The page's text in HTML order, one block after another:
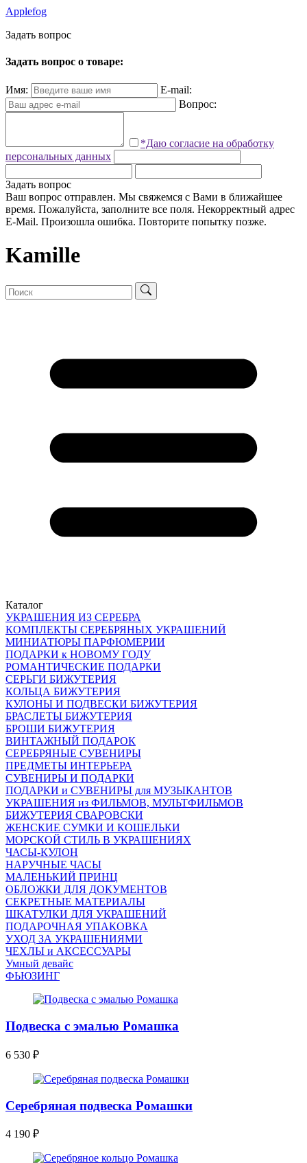
Applefog
Задать вопрос
Задать вопрос о товаре:
Имя:
E-mail:
Вопрос:
*Даю согласие на обработку
персональных данных
Задать вопрос
Ваш вопрос отправлен. Мы свяжемся с Вами в ближайшее
время. Пожалуйста, заполните все поля. Некорректный адрес
E-Mail. Произошла ошибка. Повторите попытку позже.
Kamille
Каталог
УКРАШЕНИЯ ИЗ СЕРЕБРА
КОМПЛЕКТЫ СЕРЕБРЯНЫХ УКРАШЕНИЙ
МИНИАТЮРЫ ПАРФЮМЕРИИ
ПОДАРКИ к НОВОМУ ГОДУ
РОМАНТИЧЕСКИЕ ПОДАРКИ
СЕРЬГИ БИЖУТЕРИЯ
КОЛЬЦА БИЖУТЕРИЯ
КУЛОНЫ И ПОДВЕСКИ БИЖУТЕРИЯ
БРАСЛЕТЫ БИЖУТЕРИЯ
БРОШИ БИЖУТЕРИЯ
ВИНТАЖНЫЙ ПОДАРОК
СЕРЕБРЯНЫЕ СУВЕНИРЫ
ПРЕДМЕТЫ ИНТЕРЬЕРА
СУВЕНИРЫ И ПОДАРКИ
ПОДАРКИ и СУВЕНИРЫ для МУЗЫКАНТОВ
УКРАШЕНИЯ из ФИЛЬМОВ, МУЛЬТФИЛЬМОВ
БИЖУТЕРИЯ СВАРОВСКИ
ЖЕНСКИЕ СУМКИ И КОШЕЛЬКИ
МОРСКОЙ СТИЛЬ В УКРАШЕНИЯХ
ЧАСЫ-КУЛОН
НАРУЧНЫЕ ЧАСЫ
МАЛЕНЬКИЙ ПРИНЦ
ОБЛОЖКИ ДЛЯ ДОКУМЕНТОВ
СЕКРЕТНЫЕ МАТЕРИАЛЫ
ШКАТУЛКИ ДЛЯ УКРАШЕНИЙ
ПОДАРОЧНАЯ УПАКОВКА
УХОД ЗА УКРАШЕНИЯМИ
ЧEХЛЫ и АКСЕССУАРЫ
Умный девайс
ФЬЮЗИНГ
Подвеска с эмалью Ромашка
6 530 ₽
Серебряная подвеска Ромашки
4 190 ₽